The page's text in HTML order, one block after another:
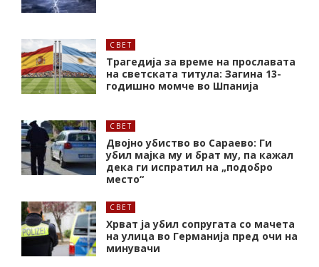
СВЕТ
Трагедија за време на прославата
на светската титула: Загина 13-
годишно момче во Шпанија
СВЕТ
Двојно убиство во Сараево: Ги
убил мајка му и брат му, па кажал
дека ги испратил на „подобро
место“
СВЕТ
Хрват ја убил сопругата со мачета
на улица во Германија пред очи на
минувачи